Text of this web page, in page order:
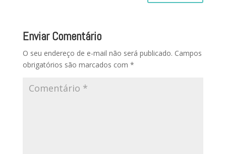
Enviar Comentário
O seu endereço de e-mail não será publicado. Campos
obrigatórios são marcados com *